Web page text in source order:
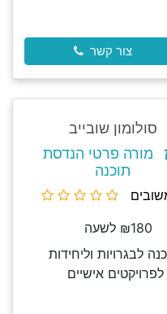
צור קשר
סולומון שובייב
מורה פרטי הנדסת
תוכנה
₪180 לשעה
לבגרויות וליחידות
אישיים